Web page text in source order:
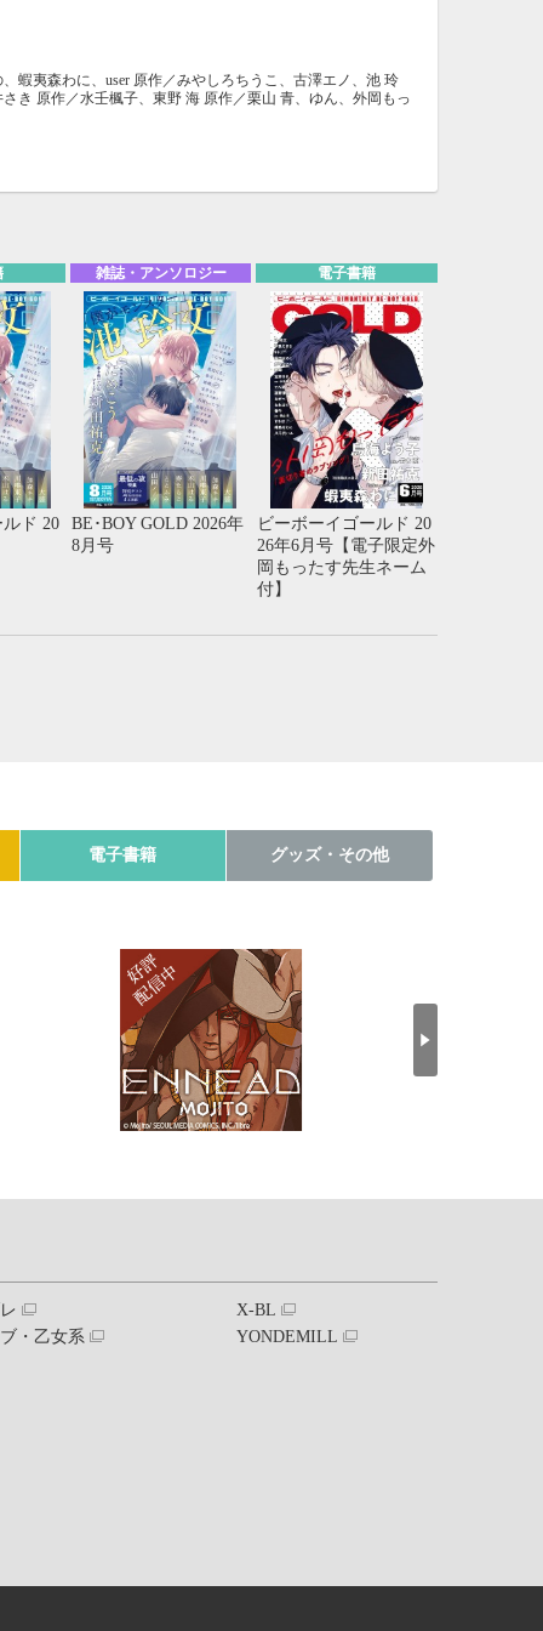
蝦夷森わに、user 原作／みやしろちうこ、古澤エノ、池 玲
き 原作／水壬楓子、東野 海 原作／栗山 青、ゆん、外岡もっ
ド 20
雑誌・アンソロジー
BE･BOY GOLD 2026年
8月号
電子書籍
ビーボーイゴールド 20
26年6月号【電子限定外
岡もったす先生ネーム
付】
電子書籍 グッズ・その他
・乙女系
X-BL
YONDEMILL